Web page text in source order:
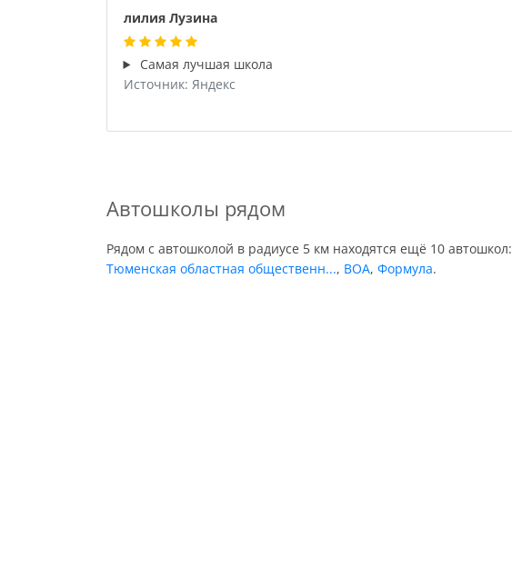
лилия Лузина
Самая лучшая школа
Источник: Яндекс
Автошколы рядом
Рядом с автошколой в радиусе 5 км находятся ещё 10 автошкол:
Тюменская областная общественн..., ВОА, Формула.